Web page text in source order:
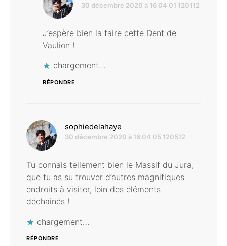
30 décembre 2020 à 16 04 01 120112
J’espère bien la faire cette Dent de
Vaulion !
chargement…
RÉPONDRE
sophiedelahaye
30 décembre 2020 à 16 04 05 120512
Tu connais tellement bien le Massif du Jura,
que tu as su trouver d’autres magnifiques
endroits à visiter, loin des éléments
déchainés !
chargement…
RÉPONDRE